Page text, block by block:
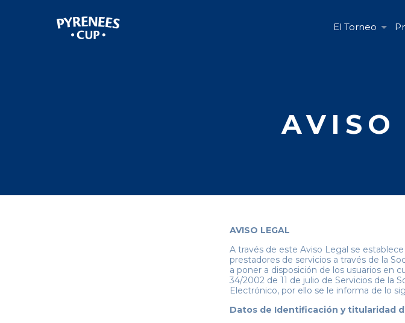
El Torneo
AVISO
AVISO LEGAL
A través de este Aviso Legal se
prestadores de servicios a través de la
a poner a disposición de los usuarios en
34/2002 de 11 de julio de Servicios de la
Electrónico, por ello se le informa de lo
Datos de Identificación y titularidad